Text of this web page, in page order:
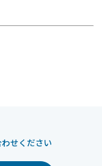
せください